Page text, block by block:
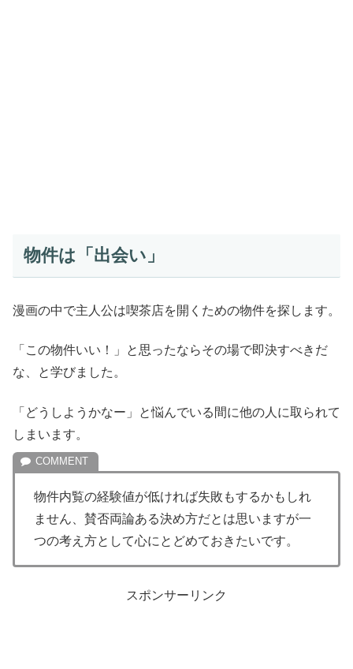
物件は「出会い」
漫画の中で主人公は喫茶店を開くための物件を探します。
「この物件いい！」と思ったならその場で即決すべきだ
な、と学びました。
「どうしようかなー」と悩んでいる間に他の人に取られて
しまいます。
物件内覧の経験値が低ければ失敗もするかもしれ
ません、賛否両論ある決め方だとは思いますが一
つの考え方として心にとどめておきたいです。
スポンサーリンク